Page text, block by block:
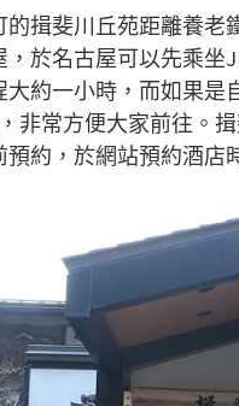
的揖斐川丘苑距離養老
於名古屋可以先乘坐
約一小時，而如果是
非常方便大家前往。
預約，於網站預約酒店